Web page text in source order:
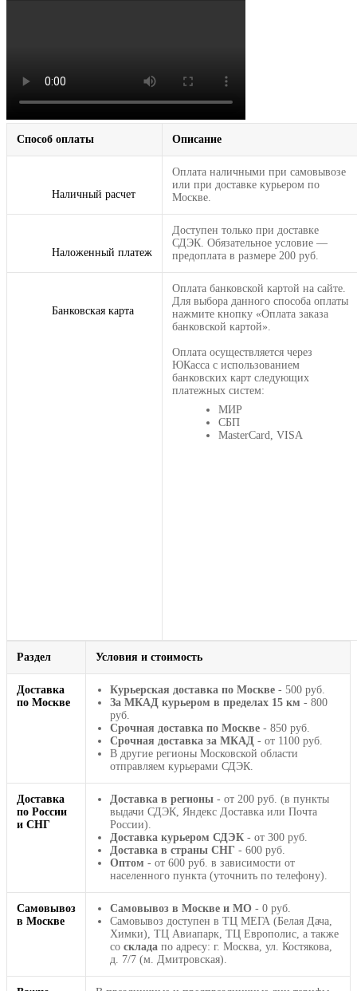
Способ оплаты Описание
Наличный расчет
Оплата наличными при самовывозе
или при доставке курьером по
Москве.
Наложенный платеж
Доступен только при доставке
СДЭК. Обязательное условие —
предоплата в размере 200 руб.
Банковская карта
Оплата банковской картой на сайте.
Для выбора данного способа оплаты
нажмите кнопку «Оплата заказа
банковской картой».
Оплата осуществляется через
ЮКасса с использованием
банковских карт следующих
платежных систем:
МИР
СБП
MasterCard, VISA
Раздел Условия и стоимость
Доставка
по Москве
Курьерская доставка по Москве - 500 руб.
За МКАД курьером в пределах 15 км - 800
руб.
Срочная доставка по Москве - 850 руб.
Срочная доставка за МКАД - от 1100 руб.
В другие регионы Московской области
отправляем курьерами СДЭК.
Доставка
по России
и СНГ
Доставка в регионы - от 200 руб. (в пункты
выдачи СДЭК, Яндекс Доставка или Почта
России).
Доставка курьером СДЭК - от 300 руб.
Доставка в страны СНГ - 600 руб.
Оптом - от 600 руб. в зависимости от
населенного пункта (уточнить по телефону).
Самовывоз
в Москве
Самовывоз в Москве и МО - 0 руб.
Самовывоз доступен в ТЦ МЕГА (Белая Дача,
Химки), ТЦ Авиапарк, ТЦ Европолис, а также
со склада по адресу: г. Москва, ул. Костякова,
д. 7/7 (м. Дмитровская).